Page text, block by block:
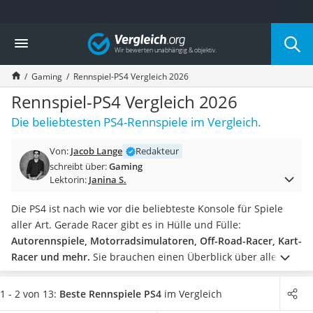
Die beliebtesten Vergleiche nach Kategorie
Elektronik
Powerstation
Monitor 32 Zoll 4K
Fernseher
Drucker
Desktop-PC
Diascanner
Laser-Multifunktionsdrucker
Powerstation mit Solarpanel
Gaming-PC
Soundbar
17-Zoll-Laptop
Satellitenschüssel
Gaming-Headset
Vergleich
Gaming Rennspiel-PS4 Vergleich 2026
Rennspiel-PS4 Vergleich 2026
Die beliebtesten PS4-Rennspiele im Vergleich.
Von: Jacob Lange
Redakteur
schreibt über:Gaming
Lektorin: Janina S.
Die PS4 ist nach wie vor die beliebteste Konsole für Spiele
aller Art. Gerade Racer gibt es in Hülle und Fülle:
Autorennspiele, Motorradsimulatoren, Off-Road-Racer, Kart-
Racer und mehr. Sie brauchen einen Überblick über alle
modernen Playstation-4-Rennspiele? Dann werfen Sie jetzt
einen Blick in unsere Test- bzw. Vergleichstabelle der besten
1 - 2 von 13: Beste Rennspiele PS4 im Vergleich